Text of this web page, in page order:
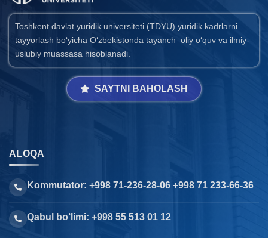
Toshkent davlat yuridik universiteti (TDYU) yuridik kadrlarni
tayyorlash bo‘yicha O‘zbekistonda tayanch oliy o‘quv va ilmiy-
uslubiy muassasa hisoblanadi.
SAYTNI BAHOLASH
ALOQA
Kommutator: +998 71-236-28-06 +998 71 233-66-36
Qabul bo‘limi: +998 55 513 01 12